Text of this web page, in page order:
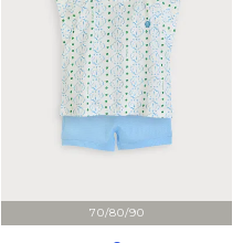
70/80/90